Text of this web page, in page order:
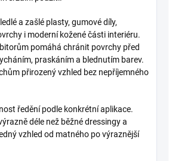
a zašlé plasty, gumové díly,
i moderní kožené části interiéru.
pomáhá chránit povrchy před
praskáním a blednutím barev.
přirozený vzhled bez nepříjemného
ředění podle konkrétní aplikace.
déle než běžné dressingy a
vzhled od matného po výraznější